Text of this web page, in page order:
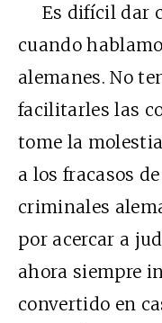
Es difícil dar
cuando
alemanes. No
facilitarles las
tome la
a los fracasos
criminales
por acercar a
ahora siempre
convertido en